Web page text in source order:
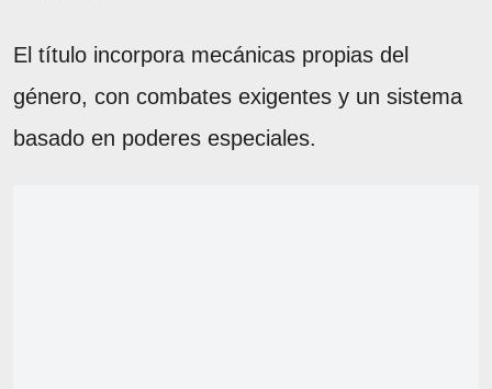
El título incorpora mecánicas propias del
género, con combates exigentes y un sistema
basado en poderes especiales.